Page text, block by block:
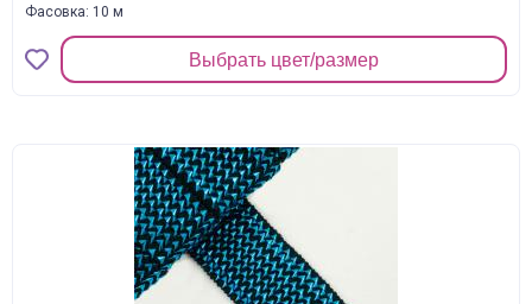
Фасовка: 10 м
Выбрать цвет/размер